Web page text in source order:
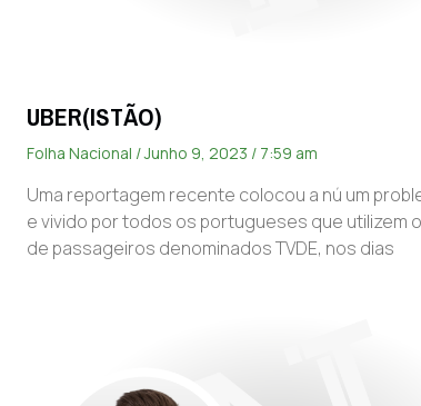
UBER(ISTÃO)
Folha Nacional Junho 9, 2023 7:59 am
Uma reportagem recente colocou a nú um
e vivido por todos os portugueses que utilizem
de passageiros denominados TVDE, nos dias